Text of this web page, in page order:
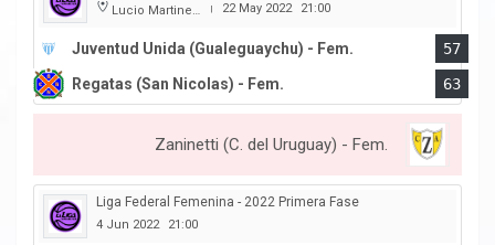
Lucio Martinez Garbino | 22 May 2022 21:00
Juventud Unida (Gualeguaychu) - Fem.
57
Regatas (San Nicolas) - Fem.
63
Zaninetti (C. del Uruguay) - Fem.
Liga Federal Femenina - 2022 Primera Fase
4 Jun 2022 21:00